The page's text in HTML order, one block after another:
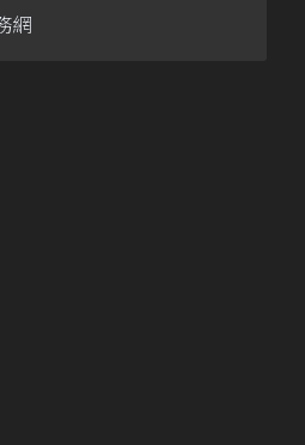
網